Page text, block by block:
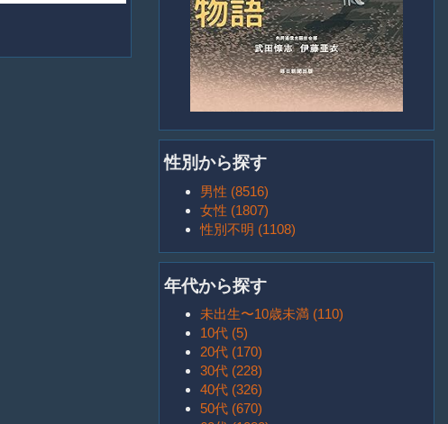
性別から探す
男性 (8516)
女性 (1807)
性別不明 (1108)
年代から探す
未出生〜10歳未満 (110)
10代 (5)
20代 (170)
30代 (228)
40代 (326)
50代 (670)